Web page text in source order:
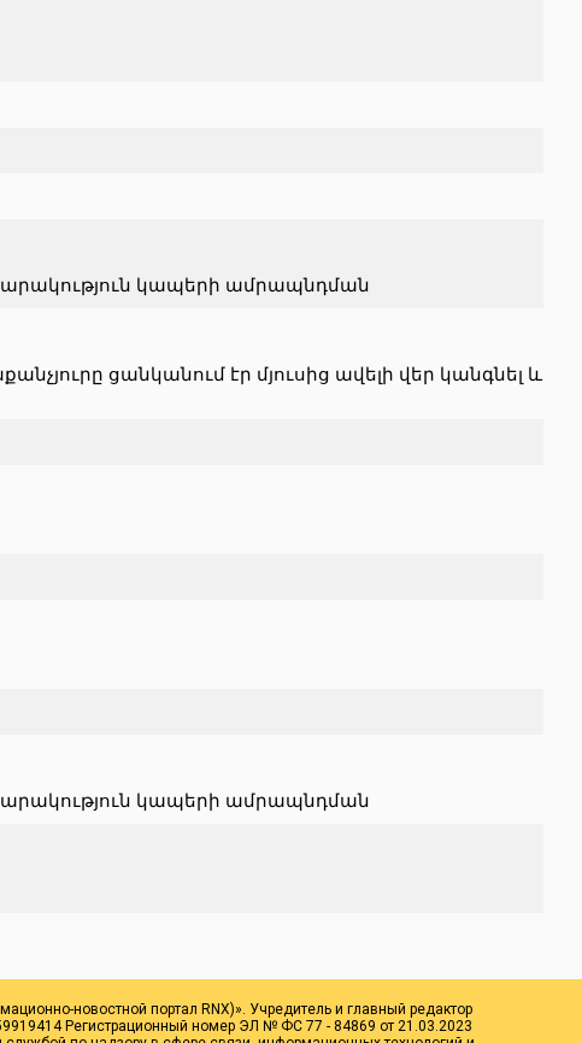
կապերի ամրապնդման
ցանկանում էր մյուսից ավելի վեր կանգնել և
կապերի ամրապնդման
новостной портал RNX)». Учредитель и главный редактор
Регистрационный номер ЭЛ № ФС 77 - 84869 от 21.03.2023